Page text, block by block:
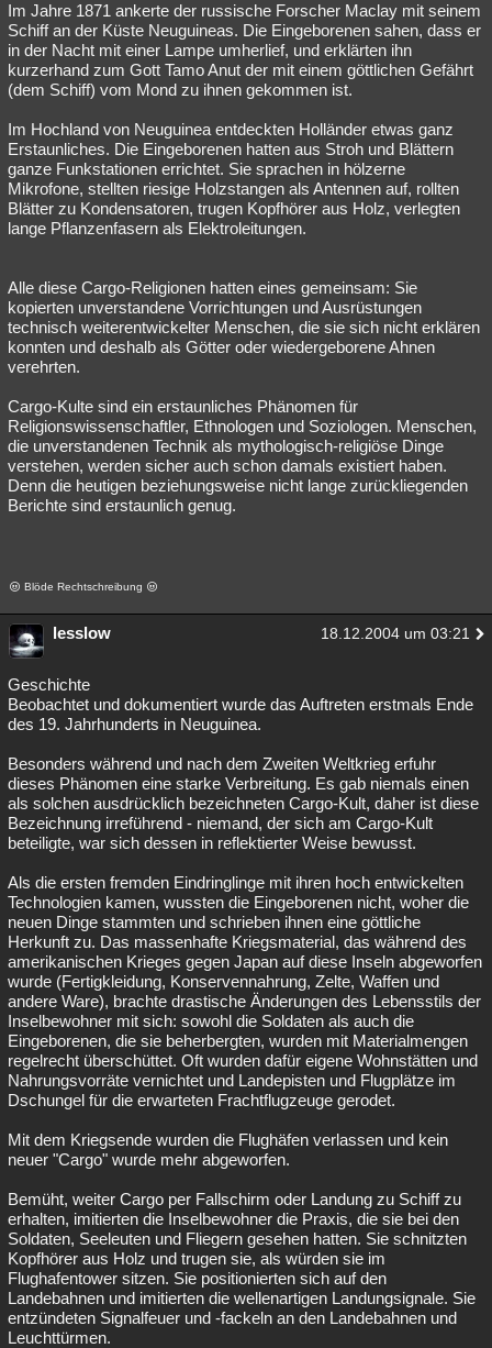
Im Jahre 1871 ankerte der russische Forscher Maclay mit seinem
Schiff an der Küste Neuguineas. Die Eingeborenen sahen, dass er
in der Nacht mit einer Lampe umherlief, und erklärten ihn
kurzerhand zum Gott Tamo Anut der mit einem göttlichen Gefährt
(dem Schiff) vom Mond zu ihnen gekommen ist.
Im Hochland von Neuguinea entdeckten Holländer etwas ganz
Erstaunliches. Die Eingeborenen hatten aus Stroh und Blättern
ganze Funkstationen errichtet. Sie sprachen in hölzerne
Mikrofone, stellten riesige Holzstangen als Antennen auf, rollten
Blätter zu Kondensatoren, trugen Kopfhörer aus Holz, verlegten
lange Pflanzenfasern als Elektroleitungen.
Alle diese Cargo-Religionen hatten eines gemeinsam: Sie
kopierten unverstandene Vorrichtungen und Ausrüstungen
technisch weiterentwickelter Menschen, die sie sich nicht erklären
konnten und deshalb als Götter oder wiedergeborene Ahnen
verehrten.
Cargo-Kulte sind ein erstaunliches Phänomen für
Religionswissenschaftler, Ethnologen und Soziologen. Menschen,
die unverstandenen Technik als mythologisch-religiöse Dinge
verstehen, werden sicher auch schon damals existiert haben.
Denn die heutigen beziehungsweise nicht lange zurückliegenden
Berichte sind erstaunlich genug.
Blöde Rechtschreibung
lesslow 18.12.2004 um 03:21
Geschichte
Beobachtet und dokumentiert wurde das Auftreten erstmals Ende
des 19. Jahrhunderts in Neuguinea.
Besonders während und nach dem Zweiten Weltkrieg erfuhr
dieses Phänomen eine starke Verbreitung. Es gab niemals einen
als solchen ausdrücklich bezeichneten Cargo-Kult, daher ist diese
Bezeichnung irreführend - niemand, der sich am Cargo-Kult
beteiligte, war sich dessen in reflektierter Weise bewusst.
Als die ersten fremden Eindringlinge mit ihren hoch entwickelten
Technologien kamen, wussten die Eingeborenen nicht, woher die
neuen Dinge stammten und schrieben ihnen eine göttliche
Herkunft zu. Das massenhafte Kriegsmaterial, das während des
amerikanischen Krieges gegen Japan auf diese Inseln abgeworfen
wurde (Fertigkleidung, Konservennahrung, Zelte, Waffen und
andere Ware), brachte drastische Änderungen des Lebensstils der
Inselbewohner mit sich: sowohl die Soldaten als auch die
Eingeborenen, die sie beherbergten, wurden mit Materialmengen
regelrecht überschüttet. Oft wurden dafür eigene Wohnstätten und
Nahrungsvorräte vernichtet und Landepisten und Flugplätze im
Dschungel für die erwarteten Frachtflugzeuge gerodet.
Mit dem Kriegsende wurden die Flughäfen verlassen und kein
neuer "Cargo" wurde mehr abgeworfen.
Bemüht, weiter Cargo per Fallschirm oder Landung zu Schiff zu
erhalten, imitierten die Inselbewohner die Praxis, die sie bei den
Soldaten, Seeleuten und Fliegern gesehen hatten. Sie schnitzten
Kopfhörer aus Holz und trugen sie, als würden sie im
Flughafentower sitzen. Sie positionierten sich auf den
Landebahnen und imitierten die wellenartigen Landungsignale. Sie
entzündeten Signalfeuer und -fackeln an den Landebahnen und
Leuchttürmen.